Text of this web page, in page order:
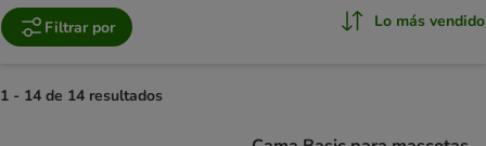
Filtrar por Lo más vendido
1 - 14 de 14 resultados